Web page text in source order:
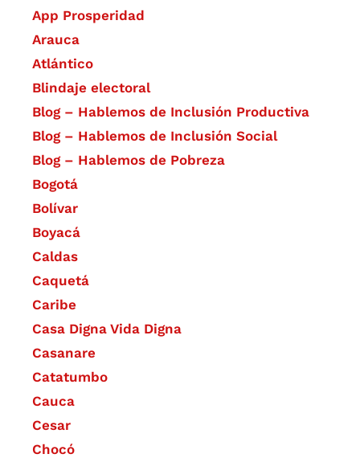
App Prosperidad
Arauca
Atlántico
Blindaje electoral
Blog – Hablemos de Inclusión Productiva
Blog – Hablemos de Inclusión Social
Blog – Hablemos de Pobreza
Bogotá
Bolívar
Boyacá
Caldas
Caquetá
Caribe
Casa Digna Vida Digna
Casanare
Catatumbo
Cauca
Cesar
Chocó